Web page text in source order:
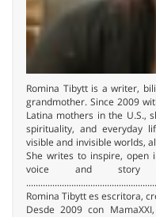
Romina Tibytt is a writer,
grandmother. Since 2009
Latina mothers in the U.S.,
spirituality, and everyday
visible and invisible worlds,
She writes to inspire, open
voice and
Romina Tibytt es escritora,
Desde 2009 con